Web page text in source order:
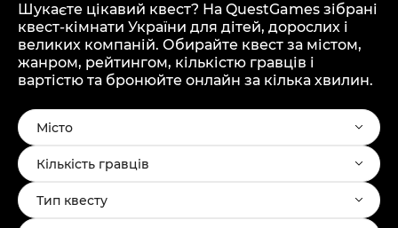
Шукаєте цікавий квест? На QuestGames зібрані
квест-кімнати України для дітей, дорослих і
великих компаній. Обирайте квест за містом,
жанром, рейтингом, кількістю гравців і
вартістю та бронюйте онлайн за кілька хвилин.
Місто
Кількість гравців
Тип квесту